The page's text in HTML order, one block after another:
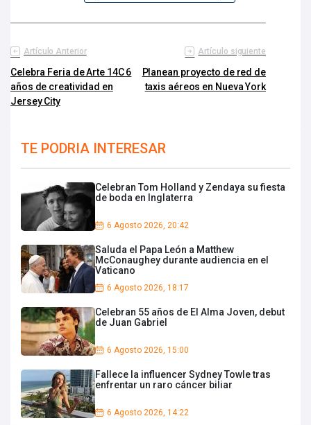
Artículo Anterior
Celebra Feria de Arte 14C 6
años de creatividad en
Jersey City
Artículo siguiente
Planean proyecto de red de
taxis aéreos en Nueva York
TE PODRIA INTERESAR
Celebran Tom Holland y Zendaya su fiesta
de boda en Inglaterra
6 Agosto 2026, 20:42
Saluda el Papa León a Matthew
McConaughey durante audiencia en el
Vaticano
6 Agosto 2026, 18:17
Celebran 55 años de El Alma Joven, debut
de Juan Gabriel
6 Agosto 2026, 15:00
Fallece la influencer Sydney Towle tras
enfrentar un raro cáncer biliar
6 Agosto 2026, 14:22